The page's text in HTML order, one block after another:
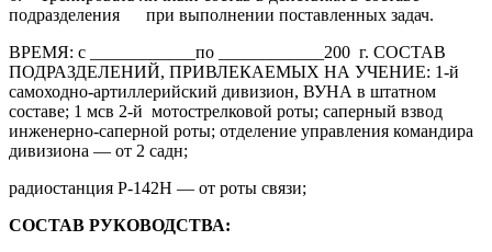
подразделения при выполнении поставленных задач.
ВРЕМЯ: с ____________по ____________200 г. СОСТАВ
ПОДРАЗДЕЛЕНИЙ, ПРИВЛЕКАЕМЫХ НА УЧЕНИЕ: 1-й
самоходно-артиллерийский дивизион, ВУНА в штатном
составе; 1 мсв 2-й мотострелковой роты; саперный взвод
инженерно-саперной роты; отделение управления командира
дивизиона — от 2 садн;
радиостанция Р-142Н — от роты связи;
СОСТАВ РУКОВОДСТВА: